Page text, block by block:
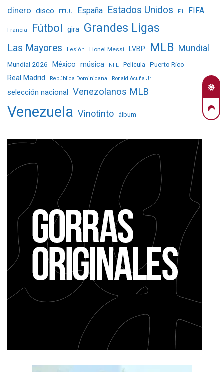
dinero disco EEUU España Estados Unidos F1 FIFA
Francia Fútbol gira Grandes Ligas
Las Mayores Lesión Lionel Messi LVBP MLB Mundial
Mundial 2026 México música NFL Película Puerto Rico
Real Madrid República Dominicana Ronald Acuña Jr.
selección nacional Venezolanos MLB
Venezuela Vinotinto álbum